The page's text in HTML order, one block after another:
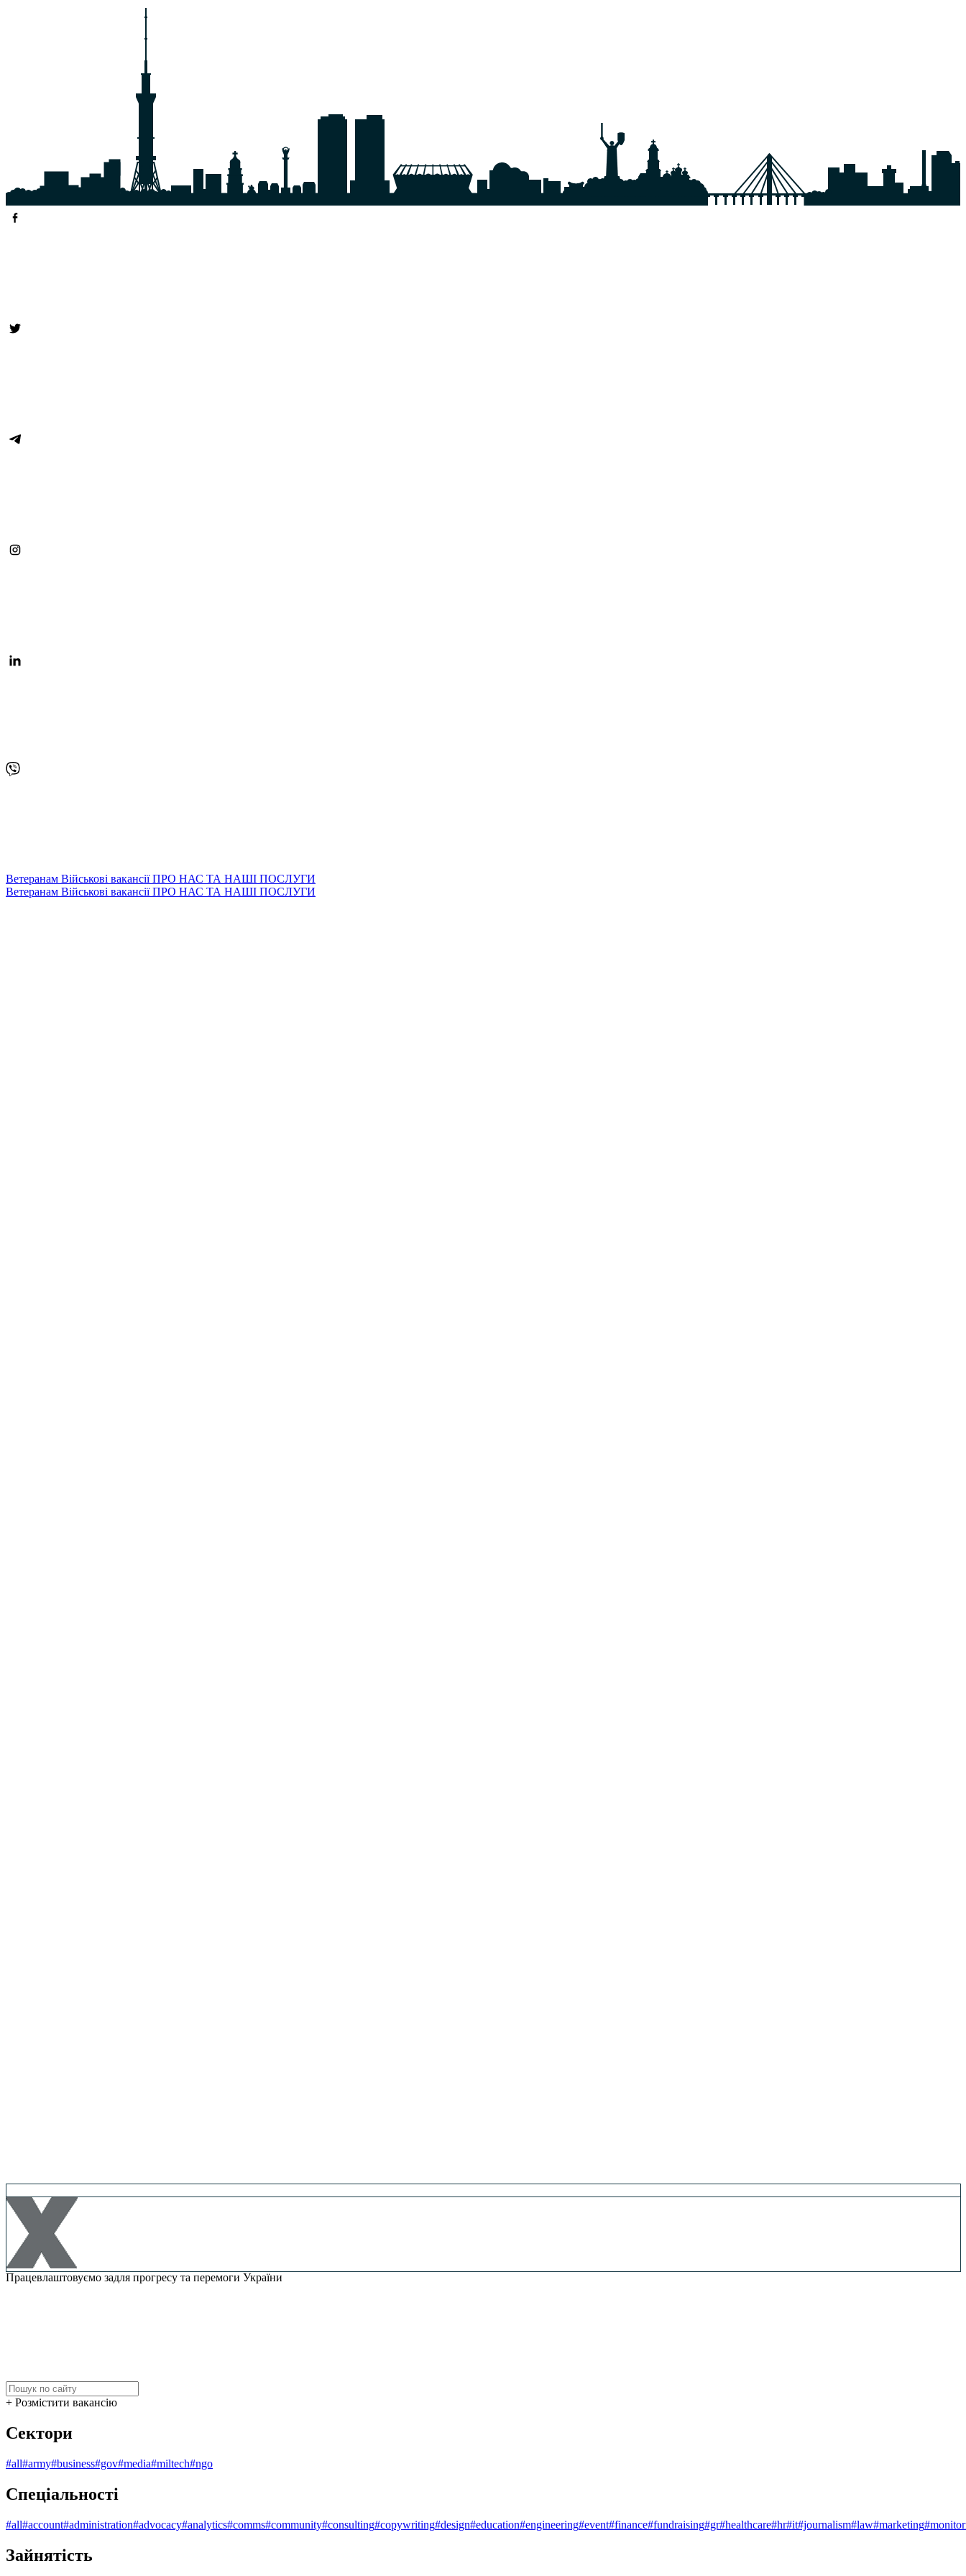
Ветеранам Військові вакансіїПРО НАС ТА НАШІ ПОСЛУГИ
Ветеранам Військові вакансіїПРО НАС ТА НАШІ ПОСЛУГИ
Працевлаштовуємо задля прогресу та перемоги України
+ Розмістити вакансію
Сектори
#all#army#business#gov#media#miltech#ngo
Спеціальності
#all#account#administration#advocacy#analytics#comms#community#consulting#copywriting#design#education#engineering#event#finance#fundraising#gr#healthcare#hr#it#journalism#law#marketing
Зайнятість